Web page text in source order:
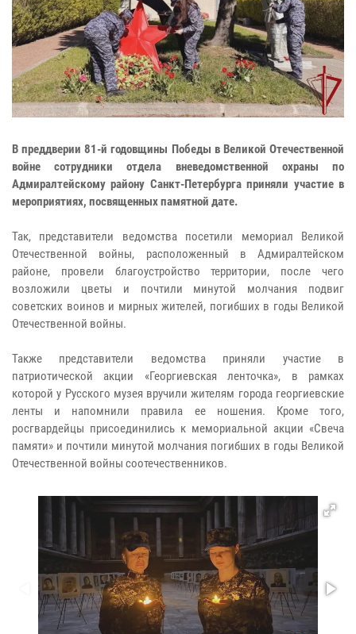
В преддверии 81-й годовщины Победы в Великой Отечественной
войне сотрудники отдела вневедомственной охраны по
Адмиралтейскому району Санкт-Петербурга приняли участие в
мероприятиях, посвященных памятной дате.
Так, представители ведомства посетили мемориал Великой
Отечественной войны, расположенный в Адмиралтейском
районе, провели благоустройство территории, после чего
возложили цветы и почтили минутой молчания подвиг
советских воинов и мирных жителей, погибших в годы Великой
Отечественной войны.
Также представители ведомства приняли участие в
патриотической акции «Георгиевская ленточка», в рамках
которой у Русского музея вручили жителям города георгиевские
ленты и напомнили правила ее ношения. Кроме того,
росгвардейцы присоединились к мемориальной акции «Свеча
памяти» и почтили минутой молчания погибших в годы Великой
Отечественной войны соотечественников.